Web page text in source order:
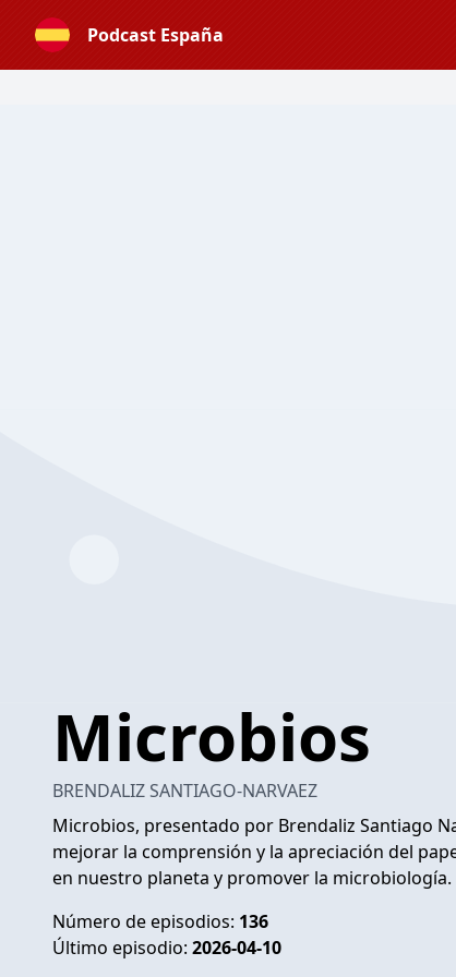
Podcast España
Microbios
BRENDALIZ SANTIAGO-NARVAEZ
Microbios, presentado por Brendaliz Santiago
mejorar la comprensión y la apreciación del
en nuestro planeta y promover la microbiología.
Número de episodios: 136
Último episodio: 2026-04-10